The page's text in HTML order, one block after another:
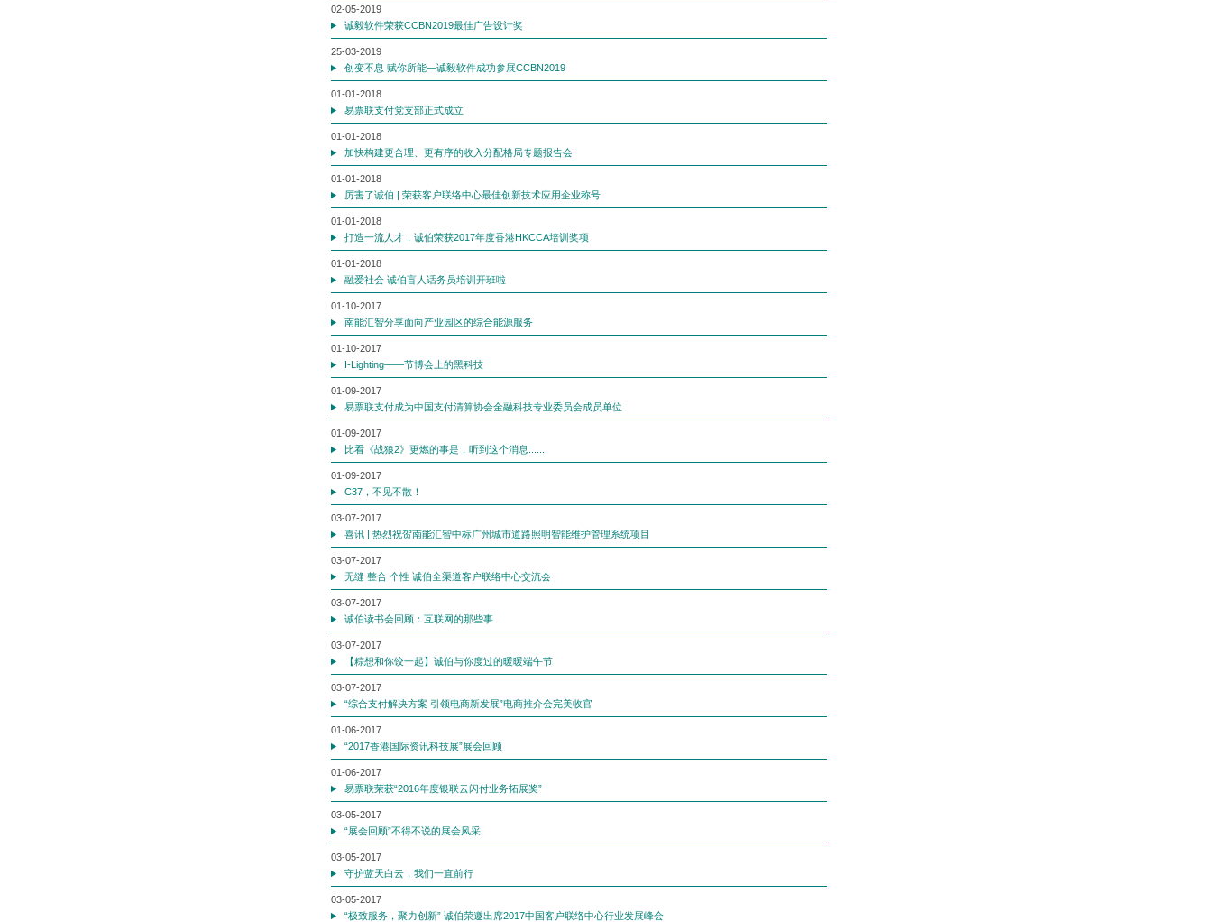
02-05-2019
诚毅软件荣获CCBN2019最佳广告设计奖
25-03-2019
创变不息 赋你所能—诚毅软件成功参展CCBN2019
01-01-2018
易票联支付党支部正式成立
01-01-2018
加快构建更合理、更有序的收入分配格局专题报告会
01-01-2018
厉害了诚伯 | 荣获客户联络中心最佳创新技术应用企业称号
01-01-2018
打造一流人才，诚伯荣获2017年度香港HKCCA培训奖项
01-01-2018
融爱社会 诚伯盲人话务员培训开班啦
01-10-2017
南能汇智分享面向产业园区的综合能源服务
01-10-2017
I-Lighting——节博会上的黑科技
01-09-2017
易票联支付成为中国支付清算协会金融科技专业委员会成员单位
01-09-2017
比看《战狼2》更燃的事是，听到这个消息......
01-09-2017
C37，不见不散！
03-07-2017
喜讯 | 热烈祝贺南能汇智中标广州城市道路照明智能维护管理系统项目
03-07-2017
无缝 整合 个性 诚伯全渠道客户联络中心交流会
03-07-2017
诚伯读书会回顾：互联网的那些事
03-07-2017
【粽想和你饺一起】诚伯与你度过的暖暖端午节
03-07-2017
“综合支付解决方案 引领电商新发展”电商推介会完美收官
01-06-2017
“2017香港国际资讯科技展”展会回顾
01-06-2017
易票联荣获“2016年度银联云闪付业务拓展奖”
03-05-2017
“展会回顾”不得不说的展会风采
03-05-2017
守护蓝天白云，我们一直前行
03-05-2017
“极致服务，聚力创新” 诚伯荣邀出席2017中国客户联络中心行业发展峰会